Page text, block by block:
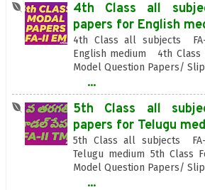
4th Class all
papers for English
4th Class all subjects
English medium 4th Class
Model Question Papers/
...
5th Class all
papers for Telugu
5th Class all subjects
Telugu medium 5th Class
Model Question Papers/
...